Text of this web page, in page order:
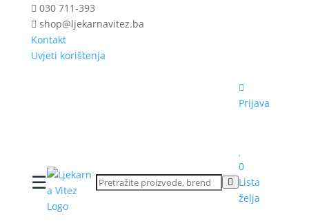
030 711-393
shop@ljekarnavitez.ba
Kontakt
Uvjeti korištenja
☰
Prijava
0
Lista
želja